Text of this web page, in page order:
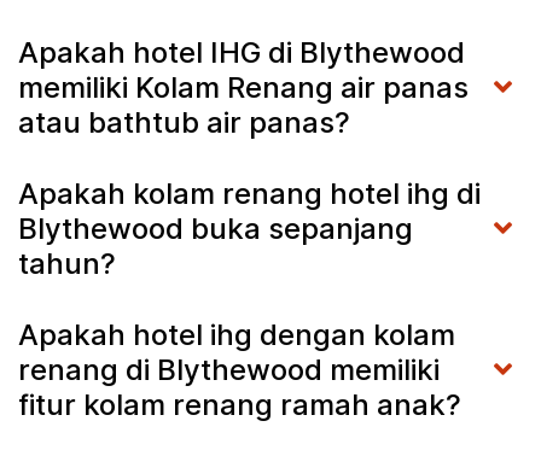
Apakah hotel IHG di Blythewood
memiliki Kolam Renang air panas
atau bathtub air panas?
Apakah kolam renang hotel ihg di
Blythewood buka sepanjang
tahun?
Apakah hotel ihg dengan kolam
renang di Blythewood memiliki
fitur kolam renang ramah anak?